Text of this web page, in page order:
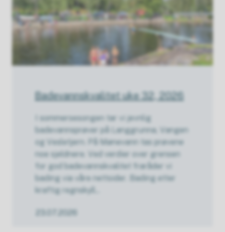
23.07.2026
Badevannskvalitet uke 32, 2026
I sommersesongen tar vi jevnlig
badevannsprøver på Langgrunna, Vangen
og Vesletjern. På Mønevann tas prøvene
noe sjeldnere. Ved verdier over grensen
for god badevannskvalitet fraråder vi
bading via våre nettsider. Bading etter
kraftig regnskyll...